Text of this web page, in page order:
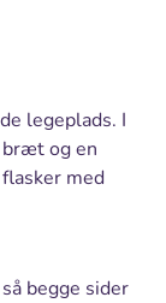
legeplads. I
bræt og en
med
begge sider